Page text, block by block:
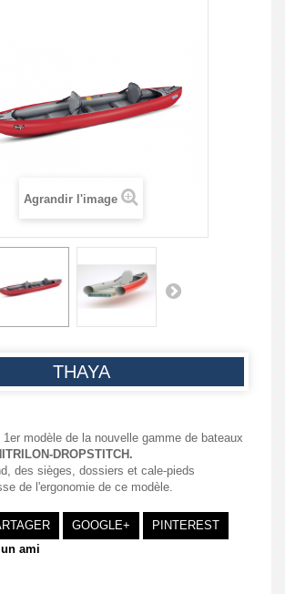
Agrandir l'image
THAYA
1er modèle de la nouvelle gamme de bateaux
DROPSTITCH.
des sièges, dossiers et cale-pieds
de l'ergonomie de ce modèle.
GOOGLE+
PINTEREST
ami